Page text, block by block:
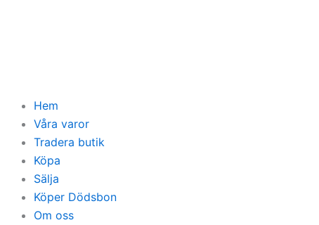
Hem
Våra varor
Tradera butik
Köpa
Sälja
Köper Dödsbon
Om oss